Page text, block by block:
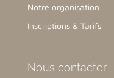
Notre organisation
Inscriptions & Tarifs
Nous contacter